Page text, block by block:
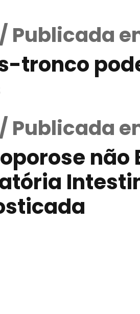
Publicada
tronco
Publicada
não